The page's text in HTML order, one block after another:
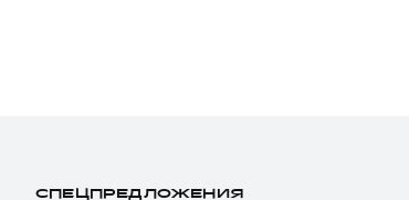
СПЕЦПРЕДЛОЖЕНИЯ